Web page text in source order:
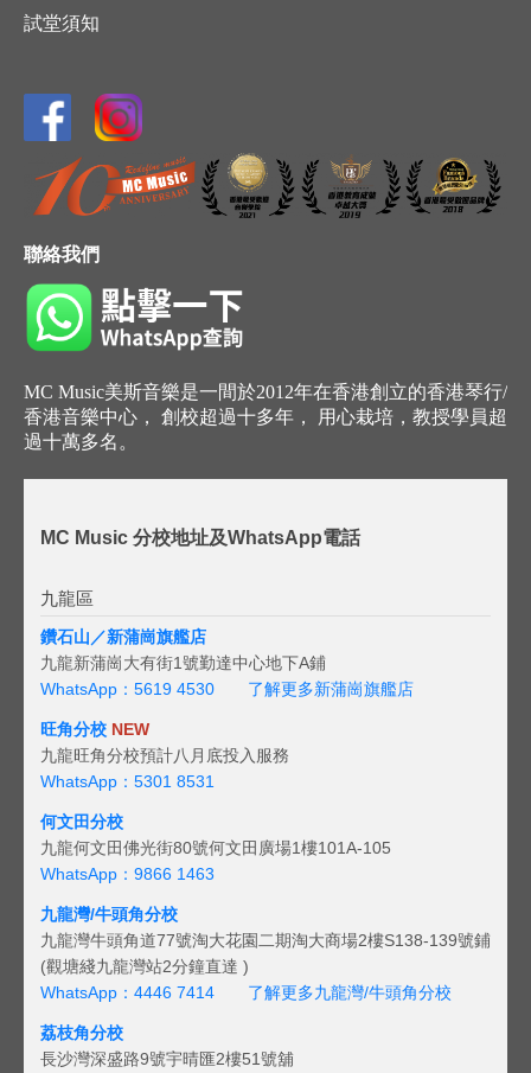
試堂須知
聯絡我們
MC Music美斯音樂是一間於2012年在香港創立的香港琴行/
香港音樂中心， 創校超過十多年， 用心栽培，教授學員超
過十萬多名。
MC Music 分校地址及WhatsApp電話
九龍區
鑽石山／新蒲崗旗艦店
九龍新蒲崗大有街1號勤達中心地下A鋪
WhatsApp：5619 4530
了解更多新蒲崗旗艦店
旺角分校 NEW
九龍旺角分校預計八月底投入服務
WhatsApp：5301 8531
何文田分校
九龍何文田佛光街80號何文田廣場1樓101A-105
WhatsApp：9866 1463
九龍灣/牛頭角分校
九龍灣牛頭角道77號淘大花園二期淘大商場2樓S138-139號鋪
(觀塘綫九龍灣站2分鐘直達 )
WhatsApp：4446 7414
了解更多九龍灣/牛頭角分校
荔枝角分校
長沙灣深盛路9號宇晴匯2樓51號舖